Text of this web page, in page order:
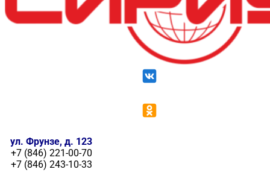
ул. Фрунзе, д. 123
+7 (846) 221-00-70
+7 (846) 243-10-33